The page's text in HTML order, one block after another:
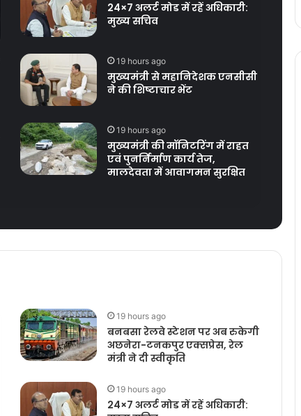
24×7 अलर्ट मोड में रहें अधिकारी:
मुख्य सचिव
19 hours ago
मुख्यमंत्री से महानिदेशक एनसीसी
ने की शिष्टाचार भेंट
19 hours ago
मुख्यमंत्री की मॉनिटरिंग में राहत
एवं पुनर्निर्माण कार्य तेज,
मालदेवता में आवागमन सुरक्षित
19 hours ago
बनबसा रेलवे स्टेशन पर अब रुकेगी
अछनेरा-टनकपुर एक्सप्रेस, रेल
मंत्री ने दी स्वीकृति
19 hours ago
24×7 अलर्ट मोड में रहें अधिकारी: